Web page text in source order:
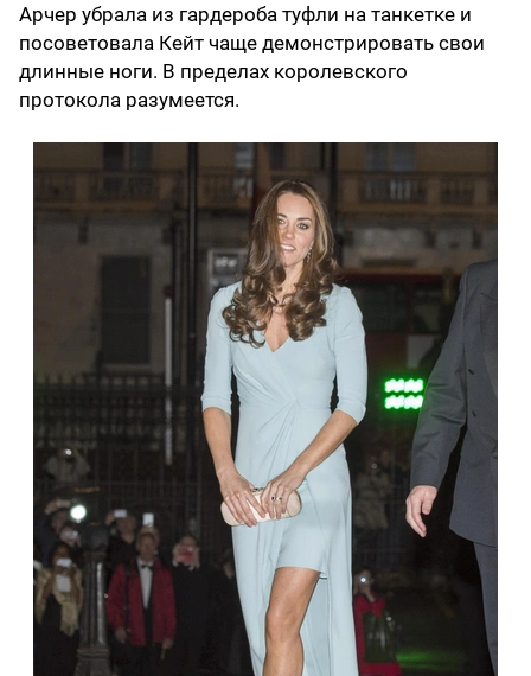
Арчер убрала из гардероба туфли на танкетке и
посоветовала Кейт чаще демонстрировать свои
длинные ноги. В пределах королевского
протокола разумеется.